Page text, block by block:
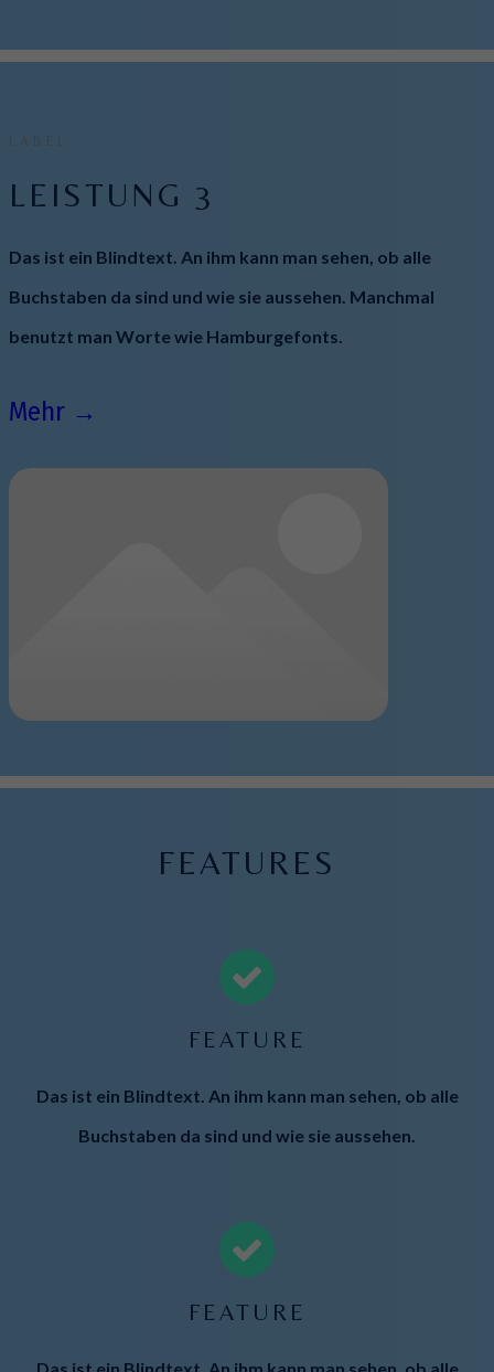
LABEL
LEISTUNG 3
Das ist ein Blindtext. An ihm kann man sehen, ob alle
Buchstaben da sind und wie sie aussehen. Manchmal
benutzt man Worte wie Hamburgefonts.
Mehr →
FEATURES
FEATURE
Das ist ein Blindtext. An ihm kann man sehen, ob alle
Buchstaben da sind und wie sie aussehen.
FEATURE